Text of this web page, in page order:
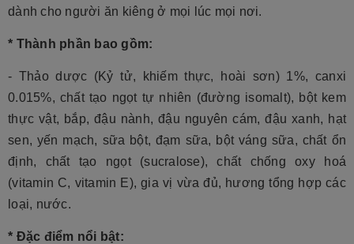
dành cho người ăn kiêng ở mọi lúc mọi nơi.
* Thành phần bao gồm:
- Thảo dược (Kỷ tử, khiếm thực, hoài sơn) 1%, canxi
0.015%, chất tạo ngọt tự nhiên (đường isomalt), bột kem
thực vật, bắp, đậu nành, đậu nguyên cám, đậu xanh, hạt
sen, yến mạch, sữa bột, đạm sữa, bột váng sữa, chất ổn
định, chất tạo ngọt (sucralose), chất chống oxy hoá
(vitamin C, vitamin E), gia vị vừa đủ, hương tổng hợp các
loại, nước.
* Đặc điểm nổi bật: